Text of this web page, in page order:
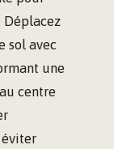
sol avec
une
centre
éviter